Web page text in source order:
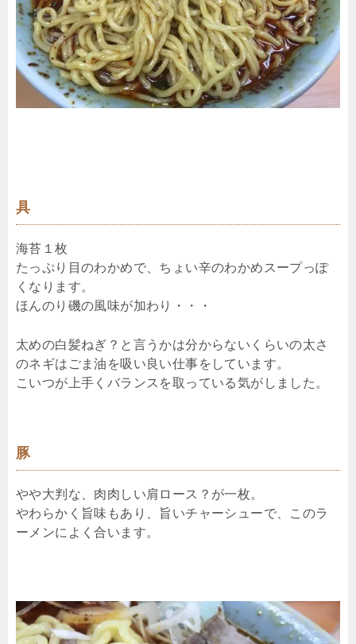
具
海苔１枚
たっぷり目のわかめで、ちょい辛のわかめスープっぽ
くなります。
ほんのり磯の風味が加わり・・・
太めの白髪ねぎ？と言うかは分からないくらいの太さ
のネギはごま油を吸い良い仕事をしています。
こいつが上手くバランスを取っている気がしました。
豚
やや大判な、肉肉しい肩ロース？が一枚。
やわらかく旨味もあり、旨いチャーシューで、このラ
ーメンによく合います。